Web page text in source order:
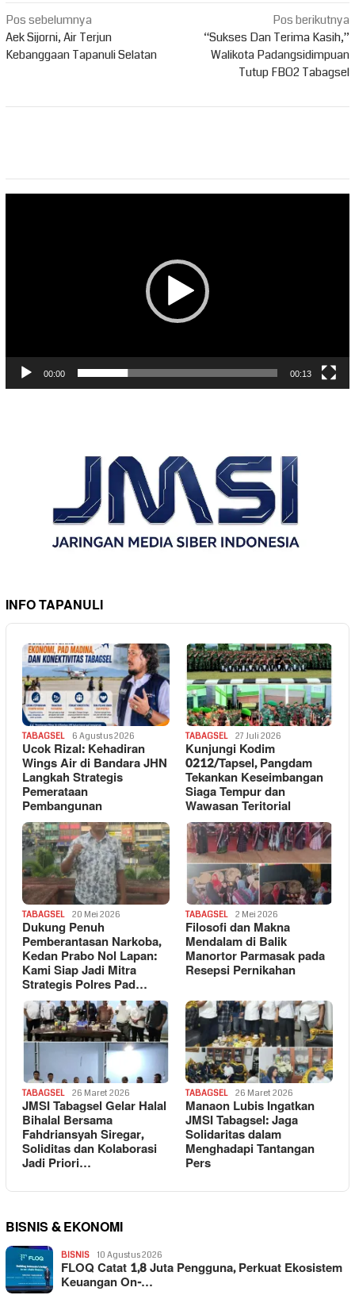
Navigasi
pos
Pos sebelumnya
Aek Sijorni, Air Terjun
Kebanggaan Tapanuli Selatan
Pos berikutnya
“Sukses Dan Terima Kasih,”
Walikota Padangsidimpuan
Tutup FBO2 Tabagsel
00:00 00:13
INFO TAPANULI
TABAGSEL 6 Agustus 2026
Ucok Rizal: Kehadiran
Wings Air di Bandara JHN
Langkah Strategis
Pemerataan
Pembangunan
TABAGSEL 27 Juli 2026
Kunjungi Kodim
0212/Tapsel, Pangdam
Tekankan Keseimbangan
Siaga Tempur dan
Wawasan Teritorial
TABAGSEL 20 Mei 2026
Dukung Penuh
Pemberantasan Narkoba,
Kedan Prabo Nol Lapan:
Kami Siap Jadi Mitra
Strategis Polres Pad…
TABAGSEL 2 Mei 2026
Filosofi dan Makna
Mendalam di Balik
Manortor Parmasak pada
Resepsi Pernikahan
TABAGSEL 26 Maret 2026
JMSI Tabagsel Gelar Halal
Bihalal Bersama
Fahdriansyah Siregar,
Soliditas dan Kolaborasi
Jadi Priori…
TABAGSEL 26 Maret 2026
Manaon Lubis Ingatkan
JMSI Tabagsel: Jaga
Solidaritas dalam
Menghadapi Tantangan
Pers
BISNIS & EKONOMI
BISNIS 10 Agustus 2026
FLOQ Catat 1,8 Juta Pengguna, Perkuat Ekosistem
Keuangan On-…